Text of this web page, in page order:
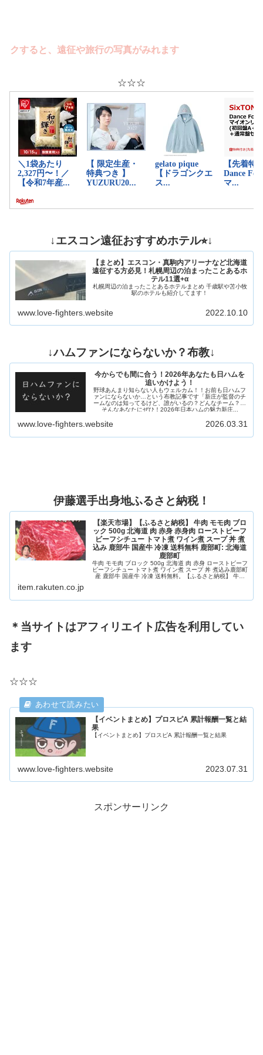
ると、遠征や旅行の写真がみれます
☆☆☆
↓エスコン遠征おすすめホテル⭐︎↓
【まとめ】エスコン・真駒内アリーナなど北海道
遠征する方必見！札幌周辺の泊まったことあるホ
テル11選+α
札幌周辺の泊まったことあるホテルまとめ 千歳駅や苫小牧
駅のホテルも紹介してます！
www.love-fighters.website 2022.10.10
↓ハムファンにならないか？布教↓
今からでも間に合う！2026年あなたも日ハムを
追いかけよう！
野球あんまり知らない人もウェルカム！！お前も日ハムフ
ァンにならないか…という布教記事です「新庄が監督のチ
ームなのは知ってるけど、誰がいるの？どんなチーム？」
そんなあなたにぜひ！2026年日本ハムの魅力新庄...
www.love-fighters.website 2026.03.31
伊藤選手出身地ふるさと納税！
【楽天市場】【ふるさと納税】 牛肉 モモ肉 ブロ
ック 500g 北海道 肉 赤身 赤身肉 ローストビーフ
ビーフシチュー トマト煮 ワイン煮 スープ 丼 煮
込み 鹿部牛 国産牛 冷凍 送料無料 鹿部町: 北海道
鹿部町
牛肉 モモ肉 ブロック 500g 北海道 肉 赤身 ローストビーフ
ビーフシチュー トマト煮 ワイン煮 スープ 丼 煮込み鹿部町
産 鹿部牛 国産牛 冷凍 送料無料。【ふるさと納税】 牛肉
item.rakuten.co.jp
＊当サイトはアフィリエイト広告を利用してい
ます
☆☆☆
【イベントまとめ】プロスピA 累計報酬一覧と結
果
【イベントまとめ】プロスピA 累計報酬一覧と結果
www.love-fighters.website 2023.07.31
スポンサーリンク